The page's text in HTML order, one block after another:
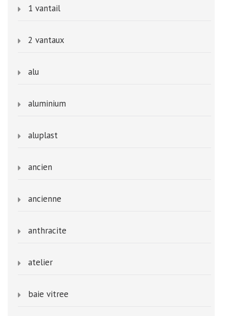
1 vantail
2 vantaux
alu
aluminium
aluplast
ancien
ancienne
anthracite
atelier
baie vitree